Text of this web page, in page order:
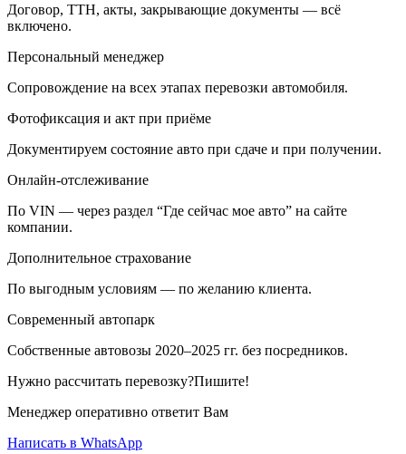
Договор, ТТН, акты, закрывающие документы — всё
включено.
Персональный менеджер
Сопровождение на всех этапах перевозки автомобиля.
Фотофиксация и акт при приёме
Документируем состояние авто при сдаче и при получении.
Онлайн-отслеживание
По VIN — через раздел “Где сейчас мое авто” на сайте
компании.
Дополнительное страхование
По выгодным условиям — по желанию клиента.
Современный автопарк
Собственные автовозы 2020–2025 гг. без посредников.
Нужно рассчитать перевозку?Пишите!
Менеджер оперативно ответит Вам
Написать в WhatsApp